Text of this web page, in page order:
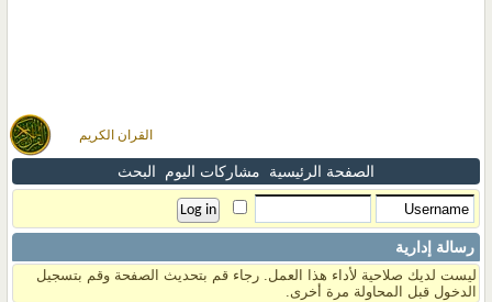
القران الكريم
الصفحة الرئيسية مشاركات اليوم البحث
رسالة إدارية
ليست لديك صلاحية لأداء هذا العمل. رجاء قم بتحديث الصفحة وقم بتسجيل
الدخول قبل المحاولة مرة أخرى.